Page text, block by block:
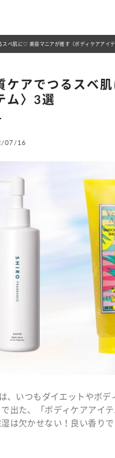
スベ肌に♡ 美容マニアが推す〈ボディケアアイ
ケアでつるスベ
ム〉3選
07/16
、いつもダイエットやボ
出た、「ボディケアアイ
は欠かせない！良い香り